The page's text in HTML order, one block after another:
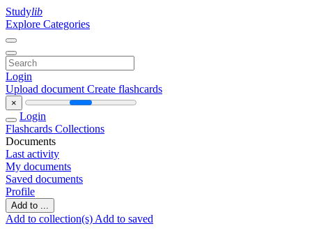
Studylib
Explore Categories
Login
Upload document Create flashcards
×
Login
Flashcards Collections
Documents
Last activity
My documents
Saved documents
Profile
Add to ...
Add to collection(s) Add to saved